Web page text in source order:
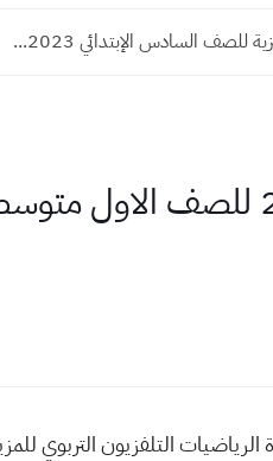
للصف السادس الإبتدائي 2023...
اسئلة واجوبة الاسبوع الاول للعام
2023 للصف الاول متوسط مادة الرياضيات